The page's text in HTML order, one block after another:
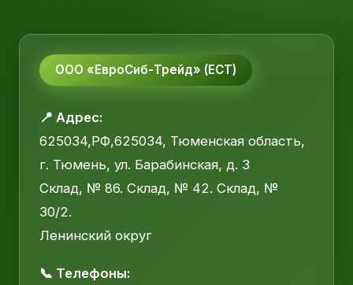
ООО «ЕвроСиб-Трейд» (ЕСТ)
📍 Адрес:
625034,РФ,625034, Тюменская область,
г. Тюмень, ул. Барабинская, д. 3
Склад, № 86. Склад, № 42. Склад, №
30/2.
Ленинский округ
📞 Телефоны: